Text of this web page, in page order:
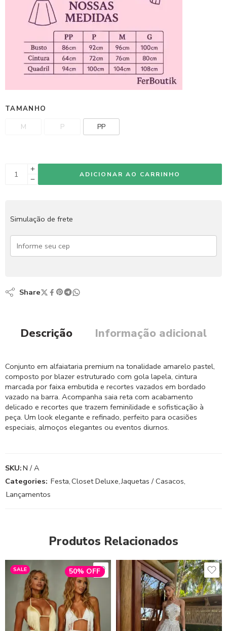
TAMANHO
M P PP
ADICIONAR AO CARRINHO
Simulação de frete
Share
Descrição Informação adicional
Conjunto em alfaiataria premium na tonalidade amarelo pastel,
composto por blazer estruturado com gola lapela, cintura
marcada por faixa embutida e recortes vazados em bordado
vazado na barra. Acompanha saia reta com acabamento
delicado e recortes que trazem feminilidade e sofisticação à
peça. Um look elegante e refinado, perfeito para ocasiões
especiais, almoços elegantes ou eventos diurnos.
SKU:N / A
Categories: Festa,Closet Deluxe,Jaquetas / Casacos,
Lançamentos
Produtos Relacionados
SALE 50% OFF